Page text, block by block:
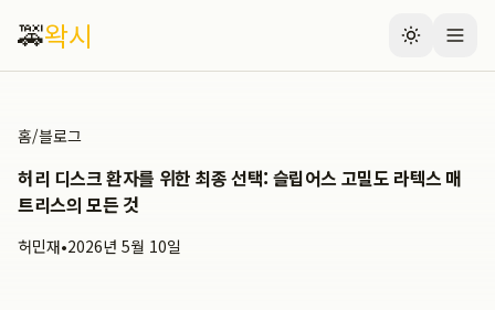
🚕왁시
홈/블로그
허리 디스크 환자를 위한 최종 선택: 슬립어스 고밀도 라텍스 매
트리스의 모든 것
허민재•2026년 5월 10일